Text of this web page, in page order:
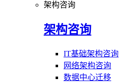
架构咨询
架构咨询
IT基础架构咨询
网络架构咨询
数据中心迁移